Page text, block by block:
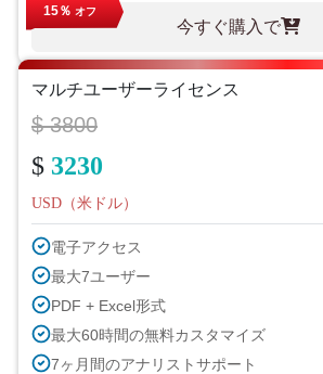
今すぐ購入で
15％ オフ
マルチユーザーライセンス
$ 3800
$ 3230
USD（米ドル）
電子アクセス
最大7ユーザー
PDF + Excel形式
最大60時間の無料カスタマイズ
7ヶ月間のアナリストサポート